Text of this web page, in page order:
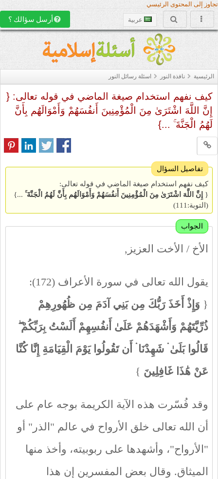
تجاوز إلى المحتوى الرئيسي
عربية أرسل سؤالك ؟
الرئيسية نافذة النور اسئلة رسائل النور
كيف نفهم استخدام صيغة الماضي في قوله تعالى: {
إِنَّ اللَّهَ اشْتَرَىٰ مِنَ الْمُؤْمِنِينَ أَنفُسَهُمْ وَأَمْوَالَهُم بِأَنَّ
لَهُمُ الْجَنَّةَ ۚ ...}
تفاصيل السؤال
كيف نفهم استخدام صيغة الماضي في قوله تعالى:
{ إِنَّ اللَّهَ اشْتَرَىٰ مِنَ الْمُؤْمِنِينَ أَنفُسَهُمْ وَأَمْوَالَهُم بِأَنَّ لَهُمُ الْجَنَّةَ ...}
(التوبة:111)
الجواب
الأخ / الأخت العزيز,
يقول الله تعالى في سورة الأعراف (172):
{ وَإِذْ أَخَذَ رَبُّكَ مِن بَنِي آدَمَ مِن ظُهُورِهِمْ
ذُرِّيَّتَهُمْ وَأَشْهَدَهُمْ عَلَىٰ أَنفُسِهِمْ أَلَسْتُ بِرَبِّكُمْ ۖ
قَالُوا بَلَىٰ ۛ شَهِدْنَا ۛ أَن تَقُولُوا يَوْمَ الْقِيَامَةِ إِنَّا كُنَّا
عَنْ هَٰذَا غَافِلِينَ }
وقد فُسّرت هذه الآية الكريمة بوجه عام على
أن الله تعالى خلق الأرواح في عالم "الذر" أو
"الأرواح"، وأشهدها على ربوبيته، وأخذ منها
الميثاق. وقال بعض المفسرين إن هذا